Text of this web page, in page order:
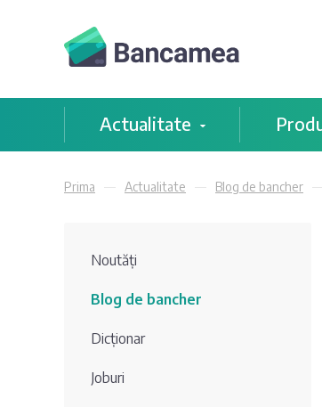
Actualitate
Prima Actualitate Blog de bancher
Noutăți
Blog de bancher
Dicționar
Joburi